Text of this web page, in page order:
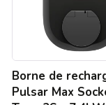
7.4kW
Borne de
Pulsar Max